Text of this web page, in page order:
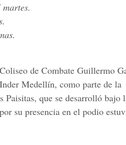
de Combate Guillermo
Medellín, como parte de la
que se desarrolló bajo
su presencia en el podio